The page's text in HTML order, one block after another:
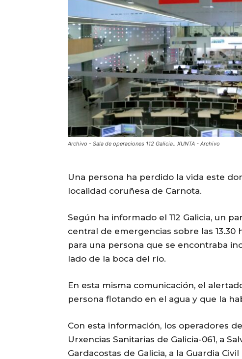
Archivo - Sala de operaciones 112 Galicia.. XUNTA - Archivo
Una persona ha perdido la vida este
localidad coruñesa de Carnota.
Según ha informado el 112 Galicia, un
central de emergencias sobre las 13.30
para una persona que se encontraba
lado de la boca del río.
En esta misma comunicación, el
persona flotando en el agua y que la
Con esta información, los operadores
Urxencias Sanitarias de Galicia-061, a
Gardacostas de Galicia, a la Guardia